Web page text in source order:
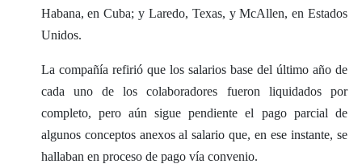
Habana, en Cuba; y Laredo, Texas, y McAllen, en Estados
Unidos.
La compañía refirió que los salarios base del último año de
cada uno de los colaboradores fueron liquidados por
completo, pero aún sigue pendiente el pago parcial de
algunos conceptos anexos al salario que, en ese instante, se
hallaban en proceso de pago vía convenio.